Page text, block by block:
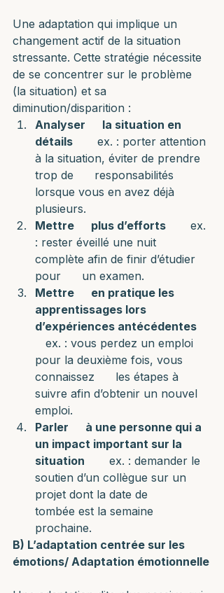
Une adaptation qui implique un
changement actif de la situation
stressante. Cette stratégie nécessite
de se concentrer sur le problème
(la situation) et sa
diminution/disparition :
Analyser      la situation en
détails
       ex. : porter attention
à la situation, éviter de prendre
trop de      responsabilités
lorsque vous en avez déjà
plusieurs.
Mettre      plus d’efforts
       ex.
: rester éveillé une nuit
complète afin de finir d’étudier
pour      un examen.
Mettre      en pratique les
apprentissages lors
d’expériences antécédentes
   ex. : vous perdez un emploi
pour la deuxième fois, vous
connaissez      les étapes à
suivre afin d’obtenir un nouvel
emploi.
Parler      à une personne qui a
un impact important sur la
situation
       ex. : demander le
soutien d’un collègue sur un
projet dont la date de
tombée est la semaine
prochaine.
B) L’adaptation centrée sur les
émotions/ Adaptation émotionnelle